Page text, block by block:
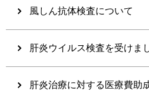
風しん抗体検査について
肝炎ウイルス検査を受けま
肝炎治療に対する医療費助